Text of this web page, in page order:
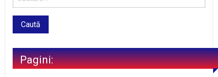
Pagini: